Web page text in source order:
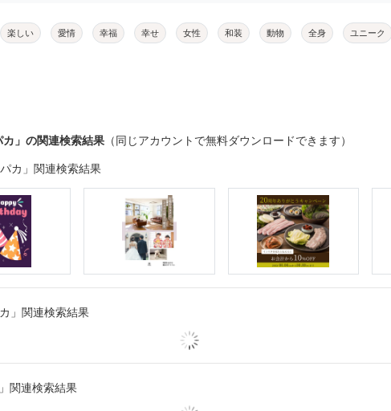
楽しい 愛情 幸福 幸せ 女性 和装 動物 全身 ユニーク
」の関連検索結果 （同じアカウントで無料ダウンロードできます）
カ」関連検索結果
」関連検索結果
関連検索結果